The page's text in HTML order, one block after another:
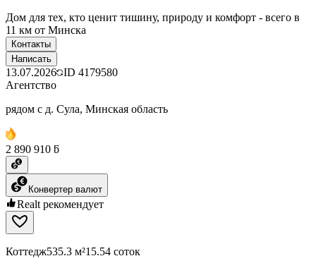
Дом для тех, кто ценит тишину, природу и комфорт - всего в
11 км от Минска
Контакты
Написать
13.07.2026 ID 4179580
Агентство
рядом с д. Сула, Минская область
2 890 910 ƃ
Конвертер валют
Realt рекомендует
Коттедж535.3 м²15.54 соток